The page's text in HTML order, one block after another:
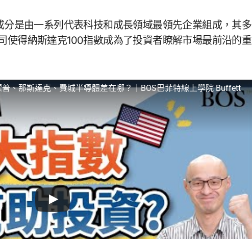
是由一系列代表科技和成長領域最領先企業組成，其多
使得納斯達克100指數成為了投資者瞭解市場最前沿的重
、那斯達克、費城半導體差在哪？｜BOS巴菲特線上學院 Buffett